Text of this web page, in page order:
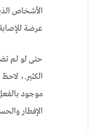
الأشخاص
عرضة
حتى لو لم
الكثير.، لاحظ
موجود
الإفطار